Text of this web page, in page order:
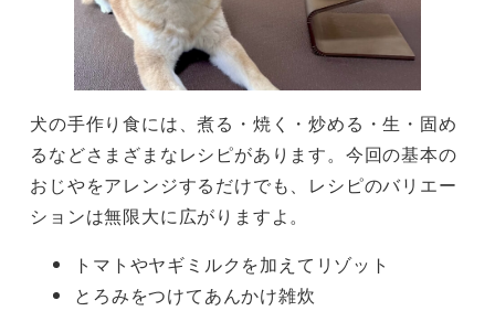
犬の手作り食には、煮る・焼く・炒める・生・固め
るなどさまざまなレシピがあります。今回の基本の
おじやをアレンジするだけでも、レシピのバリエー
ションは無限大に広がりますよ。
トマトやヤギミルクを加えてリゾット
とろみをつけてあんかけ雑炊